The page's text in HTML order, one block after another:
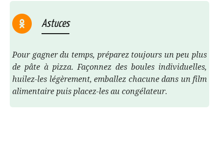
Astuces
Pour gagner du temps, préparez toujours un peu plus
de pâte à pizza. Façonnez des boules individuelles,
huilez-les légèrement, emballez chacune dans un film
alimentaire puis placez-les au congélateur.